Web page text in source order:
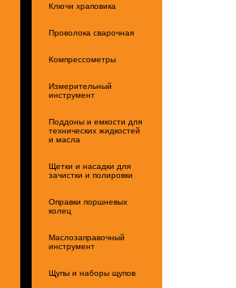
Ключи храповика
Проволока сварочная
Компрессометры
Измерительный
инструмент
Поддоны и емкости для
технических жидкостей
и масла
Щетки и насадки для
зачистки и полировки
Оправки поршневых
колец
Маслозаправочный
инструмент
Щупы и наборы щупов